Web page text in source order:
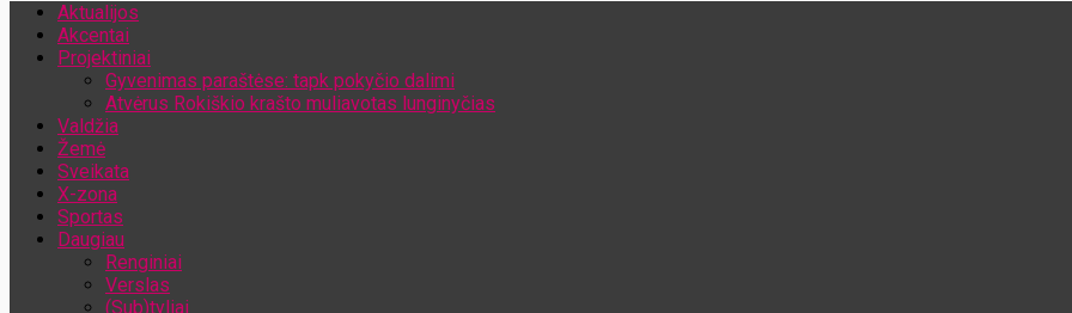
Aktualijos
Akcentai
Projektiniai
Gyvenimas paraštėse: tapk pokyčio dalimi
Atvėrus Rokiškio krašto muliavotas lunginyčias
Valdžia
Žemė
Sveikata
X-zona
Sportas
Daugiau
Renginiai
Verslas
(Sub)tyliai